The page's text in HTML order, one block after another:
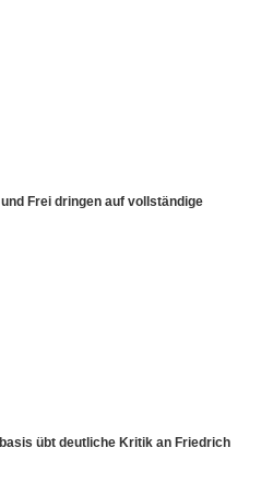
Frei dringen auf vollständige
übt deutliche Kritik an Friedrich